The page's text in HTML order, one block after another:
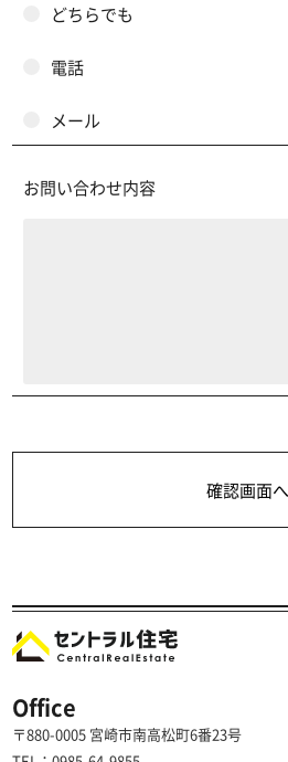
どちらでも
電話
メール
お問い合わせ内容
Office
〒880-0005 宮崎市南高松町6番23号